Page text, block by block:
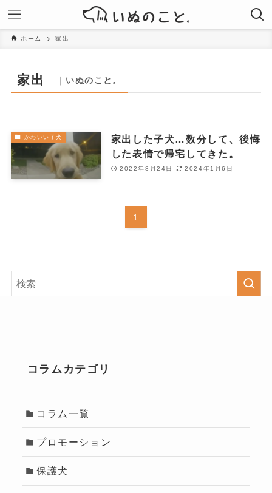
ホーム 家出
家出 ｜いぬのこと。
かわいい子犬
家出した子犬…数分して、後悔
した表情で帰宅してきた。
2022年8月24日 2024年1月6日
1
コラムカテゴリ
コラム一覧
プロモーション
保護犬